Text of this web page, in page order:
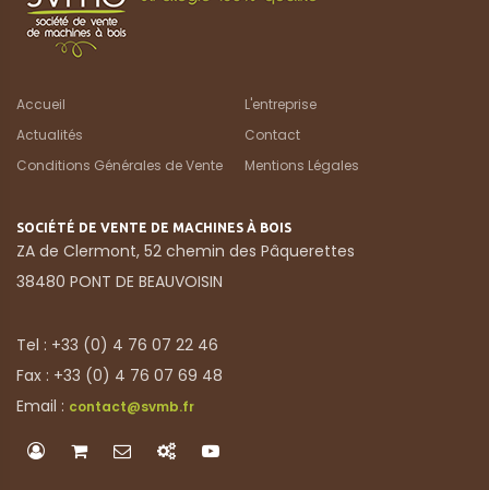
Accueil
L'entreprise
Actualités
Contact
Conditions Générales de Vente
Mentions Légales
SOCIÉTÉ DE VENTE DE MACHINES À BOIS
ZA de Clermont, 52 chemin des Pâquerettes
38480 PONT DE BEAUVOISIN
Tel : +33 (0) 4 76 07 22 46
Fax : +33 (0) 4 76 07 69 48
Email : contact@svmb.fr